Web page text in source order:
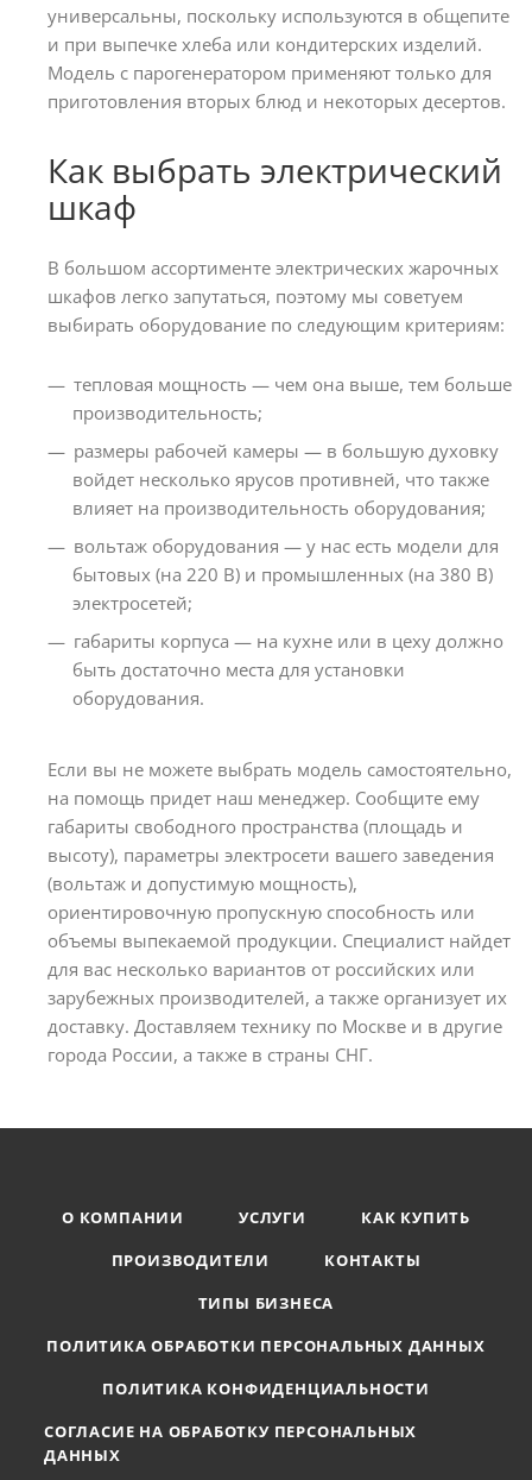
универсальны, поскольку используются в общепите
и при выпечке хлеба или кондитерских изделий.
Модель с парогенератором применяют только для
приготовления вторых блюд и некоторых десертов.
Как выбрать электрический
шкаф
В большом ассортименте электрических жарочных
шкафов легко запутаться, поэтому мы советуем
выбирать оборудование по следующим критериям:
тепловая мощность — чем она выше, тем больше
производительность;
размеры рабочей камеры — в большую духовку
войдет несколько ярусов противней, что также
влияет на производительность оборудования;
вольтаж оборудования — у нас есть модели для
бытовых (на 220 В) и промышленных (на 380 В)
электросетей;
габариты корпуса — на кухне или в цеху должно
быть достаточно места для установки
оборудования.
Если вы не можете выбрать модель самостоятельно,
на помощь придет наш менеджер. Сообщите ему
габариты свободного пространства (площадь и
высоту), параметры электросети вашего заведения
(вольтаж и допустимую мощность),
ориентировочную пропускную способность или
объемы выпекаемой продукции. Специалист найдет
для вас несколько вариантов от российских или
зарубежных производителей, а также организует их
доставку. Доставляем технику по Москве и в другие
города России, а также в страны СНГ.
О КОМПАНИИ УСЛУГИ
КАК КУПИТЬ
ПРОИЗВОДИТЕЛИ
КОНТАКТЫ
ТИПЫ БИЗНЕСА
ПОЛИТИКА ОБРАБОТКИ ПЕРСОНАЛЬНЫХ ДАННЫХ
ПОЛИТИКА КОНФИДЕНЦИАЛЬНОСТИ
СОГЛАСИЕ НА ОБРАБОТКУ ПЕРСОНАЛЬНЫХ
ДАННЫХ